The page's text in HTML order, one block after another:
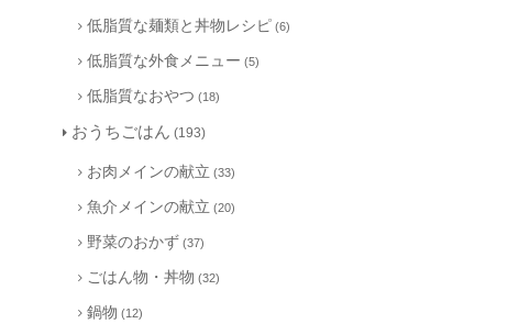
低脂質な麺類と丼物レシピ (6)
低脂質な外食メニュー (5)
低脂質なおやつ (18)
おうちごはん (193)
お肉メインの献立 (33)
魚介メインの献立 (20)
野菜のおかず (37)
ごはん物・丼物 (32)
鍋物 (12)